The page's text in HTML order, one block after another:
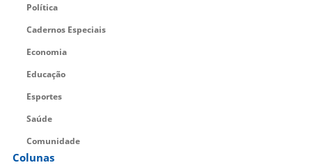
Política
Cadernos Especiais
Economia
Educação
Esportes
Saúde
Comunidade
Colunas